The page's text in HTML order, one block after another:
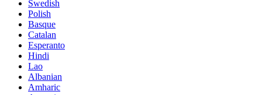
Swedish
Polish
Basque
Catalan
Esperanto
Hindi
Lao
Albanian
Amharic